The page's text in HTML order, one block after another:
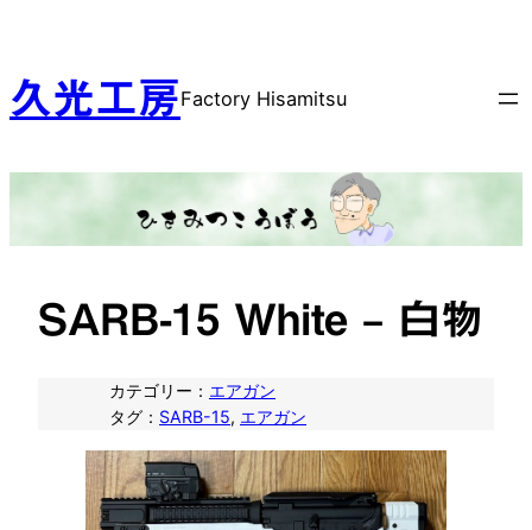
を
ス
ッ
久光工房Factory Hisamitsu
SARB-15 White – 白物
カテゴリー： エアガン
タグ： SARB-15, エアガン